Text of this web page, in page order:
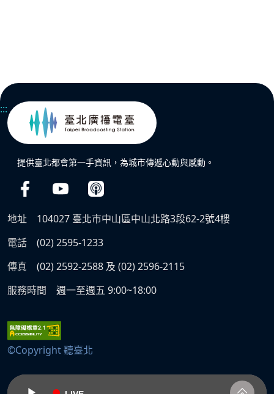
:::
提供臺北都會第一手資訊，為城市傳遞心動與感動。
地址
104027 臺北市中山區中山北路3段62-2號4樓
電話
(02) 2595-1233
傳真
(02) 2592-2588 及 (02) 2596-2115
服務時間
週一至週五 9:00~18:00
©Copyright 聽臺北